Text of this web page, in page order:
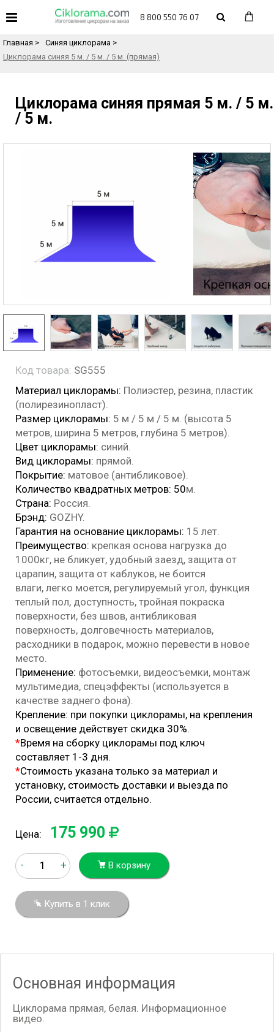
8 800 550 76 07
Назад в каталог товаров
Главная > Синяя циклорама >
Циклорама синяя 5 м. / 5 м. / 5 м. (прямая)
Циклорама синяя прямая 5 м. / 5 м.
/ 5 м.
Код товара: SG555
Материал циклорамы: Полиэстер, резина, пластик
(полирезинопласт).
Размер циклорамы: 5 м / 5 м / 5 м. (высота 5
метров, ширина 5 метров, глубина 5 метров).
Цвет циклорамы: синий.
Вид циклорамы: прямой.
Покрытие: матовое (антибликовое).
Количество квадратных метров: 50м.
Страна: Россия.
Брэнд: GOZHY.
Гарантия на основание циклорамы: 15 лет.
Преимущество: крепкая основа нагрузка до
1000кг, не бликует, удобный заезд, защита от
царапин, защита от каблуков, не боится
влаги, легко моется, регулируемый угол, функция
теплый пол, доступность, тройная покраска
поверхности, без швов, антибликовая
поверхность, долговечность материалов,
расходники в подарок, можно перевести в новое
место.
Применение: фотосъемки, видеосъемки, монтаж
мультимедиа, спецэффекты (используется в
качестве заднего фона).
Крепление: при покупки циклорамы, на крепления
и освещение действует скидка 30%.
*Время на сборку циклорамы под ключ
составляет 1-3 дня.
*Стоимость указана только за материал и
установку, стоимость доставки и выезда по
России, считается отдельно.
Цена: 175 990
- + В корзину
Купить в 1 клик
Основная информация
Циклорама прямая, белая. Информационное
видео.